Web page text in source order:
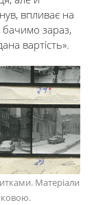
впливає на
бачимо зараз,
вартість».
Матеріали